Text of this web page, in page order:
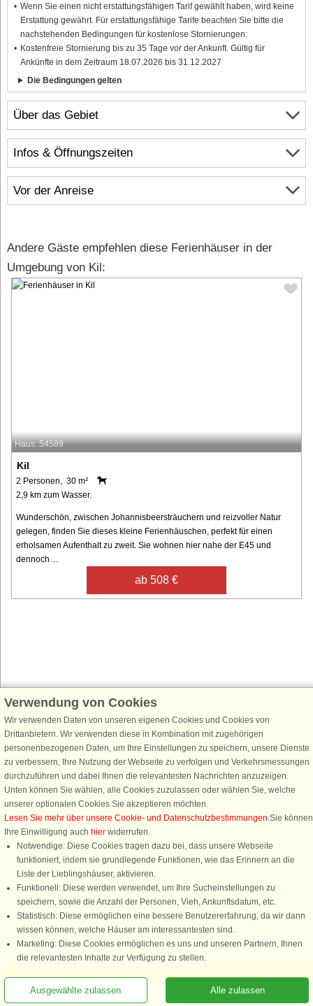
Rufen Sie an, um zu buchen
Über das Gebiet
Infos & Öffnungszeiten
Vor der Anreise
Wenn Sie einen nicht erstattungsfähigen Tarif gewählt haben, wird keine
Erstattung gewährt. Für erstattungsfähige Tarife beachten Sie bitte die
nachstehenden Bedingungen für kostenlose Stornierungen:
Kostenfreie Stornierung bis zu 35 Tage vor der Ankunft. Gültig für
Ankünfte in dem Zeitraum 18.07.2026 bis 31.12.2027
Die Bedingungen gelten
Andere Gäste empfehlen diese Ferienhäuser in der
Umgebung von Kil:
Haus: 54589
Kil
2 Personen, 30 m²
2,9 km zum Wasser.
Wunderschön, zwischen Johannisbeersträuchern und reizvoller Natur
gelegen, finden Sie dieses kleine Ferienhäuschen, perfekt für einen
erholsamen Aufenthalt zu zweit. Sie wohnen hier nahe der E45 und
dennoch ...
ab 508 €
Schließen Sie sich 100.000 Ferienhaus-Fans an
Erhalten Sie einenWillkommensgutschein von 25 € für Ihren nächsten
Ferienhausurlaub - melden Sie sich einfach für den DanCenter Newsletter
an. Verpassen Sie nie wieder exklusive Angebote, Gewinnspiele und
Urlaubstipps!
Newsletter abonnieren
4,1 von 5
basierend auf mehr 135.870 Kundenbewertungen
Sie sind hier: Kil, Värmland, Schweden, Ferienhaus 62590, 6 Personen
Verwendung von Cookies
Wir verwenden Daten von unseren eigenen Cookies und Cookies von
Drittanbietern. Wir verwenden diese in Kombination mit zugehörigen
personenbezogenen Daten, um Ihre Einstellungen zu speichern, unsere Dienste
zu verbessern, Ihre Nutzung der Webseite zu verfolgen und Verkehrsmessungen
durchzuführen und dabei Ihnen die relevantesten Nachrichten anzuzeigen.
Unten können Sie wählen, alle Cookies zuzulassen oder wählen Sie, welche
unserer optionalen Cookies Sie akzeptieren möchten.
Lesen Sie mehr über unsere Cookie- und Datenschutzbestimmungen.Sie können
Ihre Einwilligung auch hier widerrufen.
Notwendige: Diese Cookies tragen dazu bei, dass unsere Webseite
funktioniert, indem sie grundlegende Funktionen, wie das Erinnern an die
Liste der Lieblingshäuser, aktivieren.
Funktionell: Diese werden verwendet, um Ihre Sucheinstellungen zu
speichern, sowie die Anzahl der Personen, Vieh, Ankunftsdatum, etc.
Statistisch: Diese ermöglichen eine bessere Benutzererfahrung, da wir dann
wissen können, welche Häuser am interessantesten sind.
Marketing: Diese Cookies ermöglichen es uns und unseren Partnern, Ihnen
die relevantesten Inhalte zur Verfügung zu stellen.
Alle zulassen
Ausgewählte zulassen